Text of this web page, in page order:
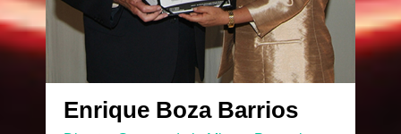
Enrique Boza Barrios